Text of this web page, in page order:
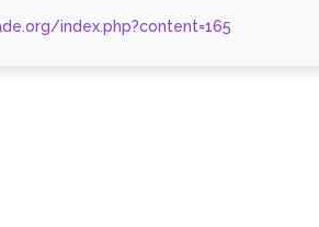
index.php?content=165